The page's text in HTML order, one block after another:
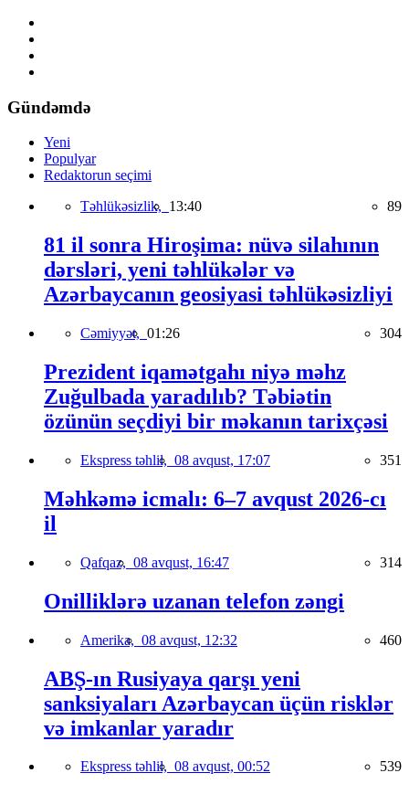
Gündəmdə
Yeni
Populyar
Redaktorun seçimi
Təhlükəsizlik, 13:40 89
81 il sonra Hiroşima: nüvə silahının
dərsləri, yeni təhlükələr və
Azərbaycanın geosiyasi təhlükəsizliyi
Cəmiyyət, 01:26 304
Prezident iqamətgahı niyə məhz
Zuğulbada yaradılıb? Təbiətin
özünün seçdiyi bir məkanın tarixçəsi
Ekspress təhlil, 08 avqust, 17:07 351
Məhkəmə icmalı: 6–7 avqust 2026-cı
il
Qafqaz, 08 avqust, 16:47 314
Onilliklərə uzanan telefon zəngi
Amerika, 08 avqust, 12:32 460
ABŞ-ın Rusiyaya qarşı yeni
sanksiyaları Azərbaycan üçün risklər
və imkanlar yaradır
Ekspress təhlil, 08 avqust, 00:52 539